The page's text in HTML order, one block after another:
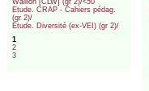
Walllon [CLW] (gr 2)/<50
Etude. CRAP - Cahiers pédag.
(gr 2)/
Etude. Diversité (ex-VEI) (gr 2)/
1
2
3